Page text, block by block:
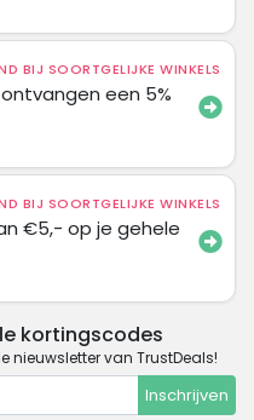
BIJ SOORTGELIJKE WINKELS
een 5%
BIJ SOORTGELIJKE WINKELS
€5,- op je gehele
kortingscodes
nieuwsletter van TrustDeals!
Inschrijven